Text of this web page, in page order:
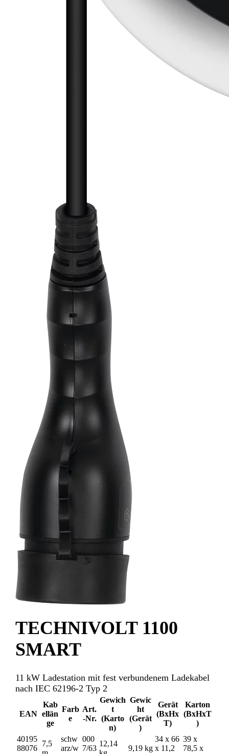
TECHNIVOLT 1100
SMART
11 kW Ladestation mit fest verbundenem Ladekabel
nach IEC 62196-2 Typ 2
EAN
Kab
ellän
ge
Farb
e
Art.
-Nr.
Gewich
t
(Karto
n)
Gewic
ht
(Gerät
)
Gerät
(BxHx
T)
Karton
(BxHxT
)
40195
88076
7,5
schw
arz/w
000
7/63
12,14
9,19 kg
34 x 66
x 11,2
39 x
78,5 x